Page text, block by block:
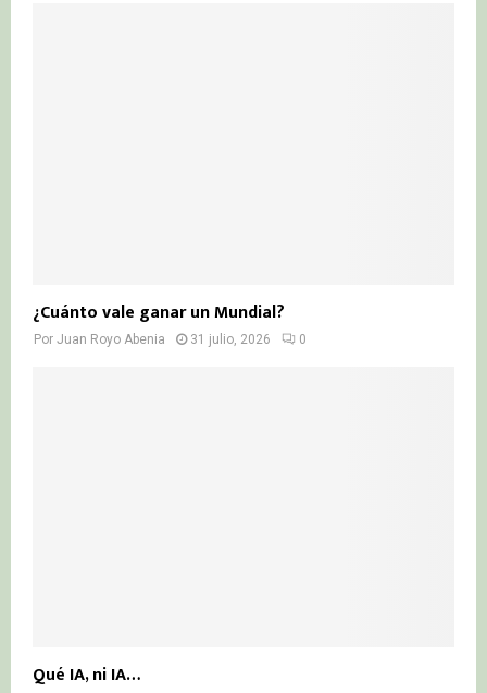
¿Cuánto vale ganar un Mundial?
Por Juan Royo Abenia 31 julio, 2026 0
Qué IA, ni IA…